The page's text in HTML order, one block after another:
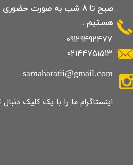
09129492477
02144751513
صبح تا 8 شب به صورت
هستیم .
samaharatii@gmail.com
​​​​​​​​​اینستاگرام ما را با یک کلیک دنبال